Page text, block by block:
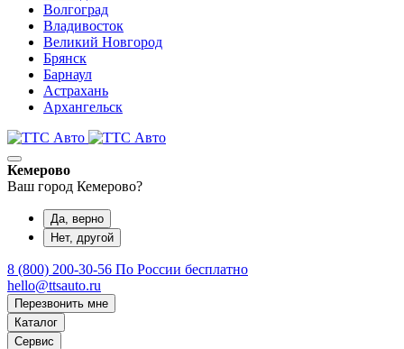
Волгоград
Владивосток
Великий Новгород
Брянск
Барнаул
Астрахань
Архангельск
Кемерово
Ваш город Кемерово?
Да, верно
Нет, другой
8 (800) 200-30-56 По России бесплатно
hello@ttsauto.ru
Перезвонить мне
Каталог
Сервис